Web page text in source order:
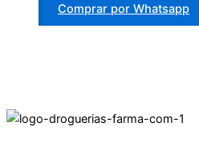
Comprar por Whatsapp